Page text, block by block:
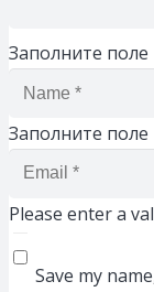
Заполните поле
Заполните поле
Please enter a
Save my